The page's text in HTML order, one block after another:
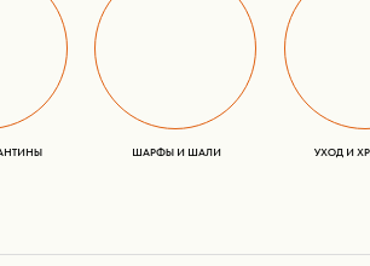
КАТАЛОГ
ПЛАТЬЯ, САРАФАНЫ И ЮБКИ
ПЛЕДЫ - ПАЛАНТИНЫ
ШАРФЫ И ШАЛИ
ЧТО ПОДАРИТЬ